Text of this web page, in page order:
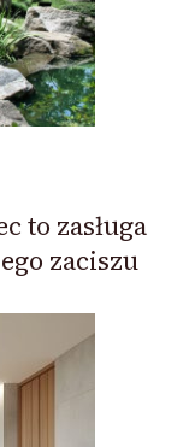
to zasługa
zaciszu